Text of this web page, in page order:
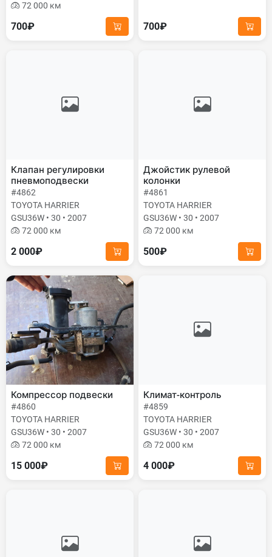
72 000 км
700₽ 700₽
Клапан регулировки
пневмоподвески
#4862
TOYOTA HARRIER
GSU36W • 30 • 2007
72 000 км
2 000₽
Джойстик рулевой
колонки
#4861
TOYOTA HARRIER
GSU36W • 30 • 2007
72 000 км
500₽
Компрессор подвески
#4860
TOYOTA HARRIER
GSU36W • 30 • 2007
72 000 км
15 000₽
Климат-контроль
#4859
TOYOTA HARRIER
GSU36W • 30 • 2007
72 000 км
4 000₽